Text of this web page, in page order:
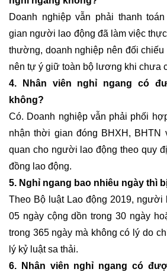
Doanh nghiệp vẫn phải thanh
gian người lao động đã làm việc
thường, doanh nghiệp nên đối chiếu
nên tự ý giữ toàn bộ lương khi chưa
4. Nhân viên nghỉ ngang có
không?
Có. Doanh nghiệp vẫn phải phối
nhận thời gian đóng BHXH, BHTN
quan cho người lao động theo quy
đồng lao động.
5. Nghỉ ngang bao nhiêu ngày thì
Theo Bộ luật Lao động 2019, người
05 ngày cộng dồn trong 30 ngày
trong 365 ngày mà không có lý do
lý kỷ luật sa thải.
6. Nhân viên nghỉ ngang có